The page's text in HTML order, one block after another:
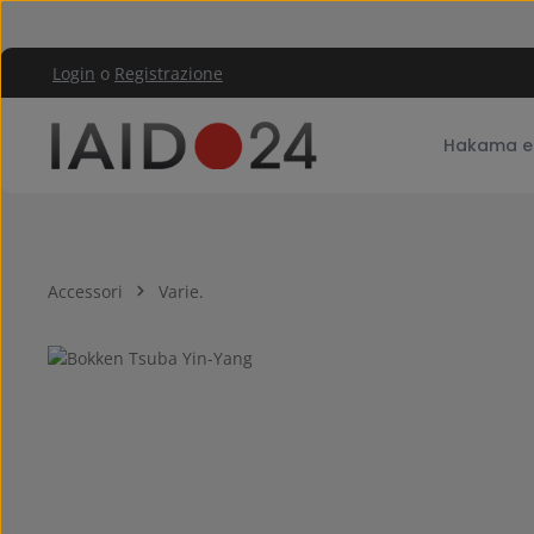
Login o Registrazione
Hakama
Accessori Varie.
Salta la galleria di immagini